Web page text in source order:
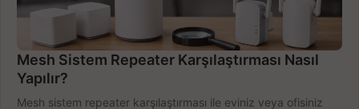
Mesh Sistem Repeater Karşılaştırması Nasıl
Yapılır?
Mesh sistem repeater karşılaştırması ile eviniz veya ofisiniz